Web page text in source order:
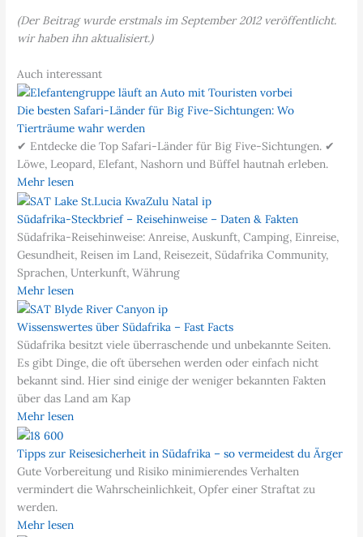
(Der Beitrag wurde erstmals im September 2012 veröffentlicht.
wir haben ihn aktualisiert.)
Auch interessant
Die besten Safari-Länder für Big Five-Sichtungen: Wo
Tierträume wahr werden
✔ Entdecke die Top Safari-Länder für Big Five-Sichtungen. ✔
Löwe, Leopard, Elefant, Nashorn und Büffel hautnah erleben.
Mehr lesen
Südafrika-Steckbrief – Reisehinweise – Daten & Fakten
Südafrika-Reisehinweise: Anreise, Auskunft, Camping, Einreise,
Gesundheit, Reisen im Land, Reisezeit, Südafrika Community,
Sprachen, Unterkunft, Währung
Mehr lesen
Wissenswertes über Südafrika – Fast Facts
Südafrika besitzt viele überraschende und unbekannte Seiten.
Es gibt Dinge, die oft übersehen werden oder einfach nicht
bekannt sind. Hier sind einige der weniger bekannten Fakten
über das Land am Kap
Mehr lesen
Tipps zur Reisesicherheit in Südafrika – so vermeidest du Ärger
Gute Vorbereitung und Risiko minimierendes Verhalten
vermindert die Wahrscheinlichkeit, Opfer einer Straftat zu
werden.
Mehr lesen